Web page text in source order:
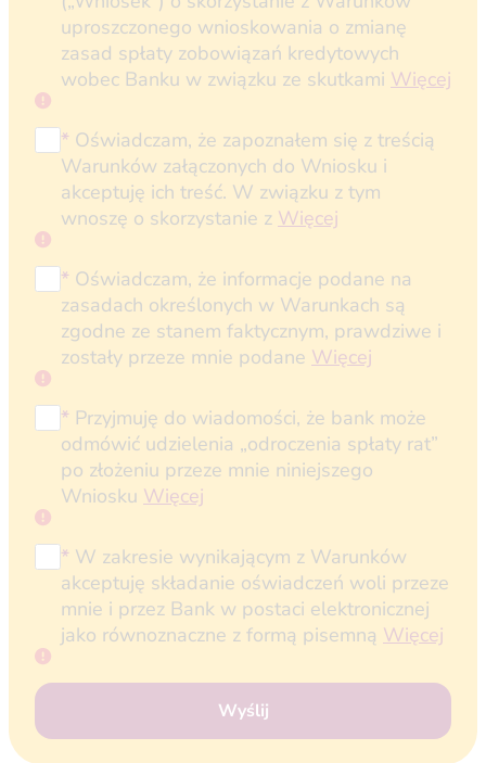
uproszczonego wnioskowania o zmianę
zasad spłaty zobowiązań kredytowych
wobec Banku w związku ze skutkami Więcej
* Oświadczam, że zapoznałem się z treścią
Warunków załączonych do Wniosku i
akceptuję ich treść. W związku z tym
wnoszę o skorzystanie z Więcej
* Oświadczam, że informacje podane na
zasadach określonych w Warunkach są
zgodne ze stanem faktycznym, prawdziwe i
zostały przeze mnie podane Więcej
* Przyjmuję do wiadomości, że bank może
odmówić udzielenia „odroczenia spłaty rat”
po złożeniu przeze mnie niniejszego
Wniosku Więcej
* W zakresie wynikającym z Warunków
akceptuję składanie oświadczeń woli przeze
mnie i przez Bank w postaci elektronicznej
jako równoznaczne z formą pisemną Więcej
Wyślij